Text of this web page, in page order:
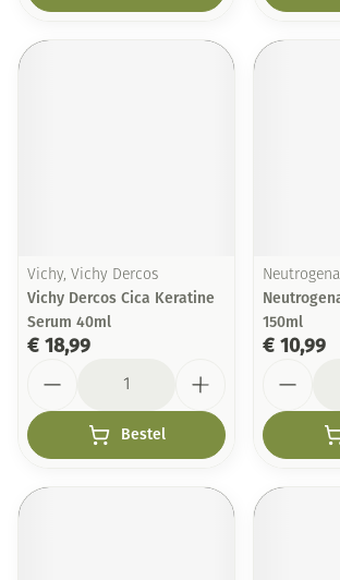
Vichy, Vichy Dercos
Vichy Dercos Cica Keratine
Serum 40ml
€ 18,99
Bestel
Neutrogena
150ml
€ 10,99